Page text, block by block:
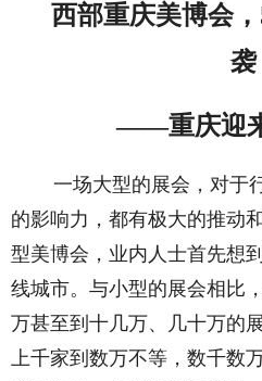
西部重庆美博会
袭
——重庆迎
一场大型的展会，对于
的影响力，都有极大的推动
型美博会，业内人士首先想
线城市。与小型的展会相比
万甚至到十几万、几十万的
上千家到数万不等，数千数